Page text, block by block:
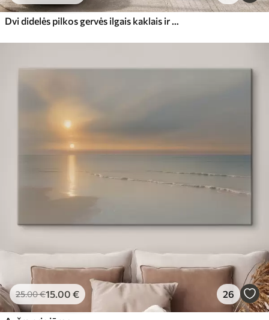
Dvi didelės pilkos gervės ilgais kaklais ir išskleistais sparnais stovi ūkanotame ežere, apsuptame medžių
25.00€15.00 € 26